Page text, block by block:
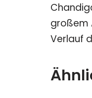
großem
Verlauf